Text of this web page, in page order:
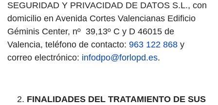
SEGURIDAD Y PRIVACIDAD DE DATOS S.L., con
domicilio en Avenida Cortes Valencianas Edificio
Géminis Center, nº 39,13º C y D 46015 de
Valencia, teléfono de contacto: 963 122 868 y
correo electrónico: infodpo@forlopd.es.
FINALIDADES DEL TRATAMIENTO DE SUS